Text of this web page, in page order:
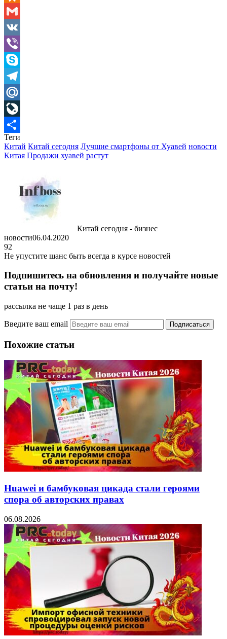
Odnoklassniki
Gmail
VK
Viber
Skype
Telegram
Mail.Ru
LiveJournal
Отправить
Теги
Китай Китай сегодня Лучшие смартфоны от Хуавей новости
Китая Продажи хуавей растут
Китай сегодня - бизнес
новости06.04.2020
92
Не упустите шанс быть всегда в курсе новостей
Подпишитесь на обновления и получайте новые
статьи на почту!
рассылка не чаще 1 раз в день
Введите ваш email
Похожие статьи
Huawei и бамбуковая цикада стали героями
спора об авторских правах
06.08.2026